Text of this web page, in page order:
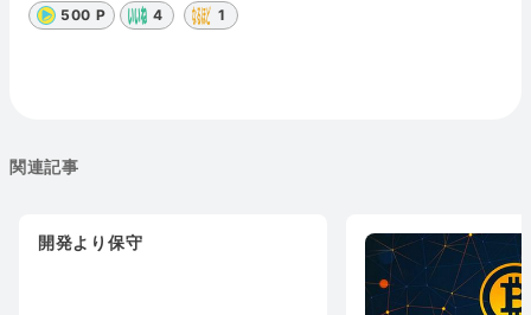
500 P 4 1
関連記事
開発より保守